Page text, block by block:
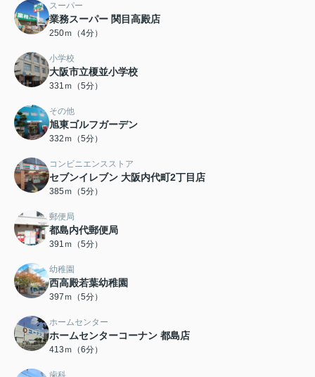
スーパー
業務スーパー 関目高殿店
250ｍ（4分）
小学校
大阪市立榎並小学校
331ｍ（5分）
その他
旭東ゴルフガーデン
332ｍ（5分）
コンビニエンスストア
セブンイレブン 大阪内代町2丁目店
385ｍ（5分）
郵便局
都島内代郵便局
391ｍ（5分）
幼稚園
西高殿若葉幼稚園
397ｍ（5分）
ホームセンター
ホームセンターコーナン 都島店
413ｍ（6分）